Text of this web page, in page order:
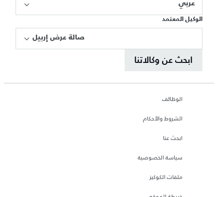
عربي
الوكيل المعتمد
صالة عرض إربيل
ابحث عن وكالاتنا
الوظائف
الشروط والأحكام
ابحث عنا
سياسة الخصوصية
ملفات الكوكيز